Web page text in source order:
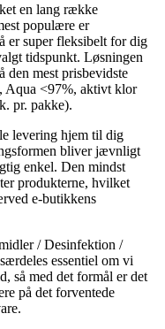
en lang række
populære er
er super fleksibelt for dig
tidspunkt. Løsningen
den mest prisbevidste
Aqua <97%, aktivt klor
pr. pakke).
levering hjem til dig
bliver jævnligt
enkel. Den mindst
produkterne, hvilket
e-butikkens
/ Desinfektion /
essentiel om vi
så med det formål er det
på det forventede